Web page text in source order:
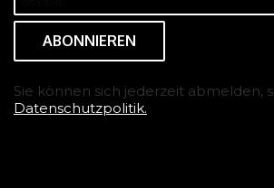
Mail
(erforderlich)
Sie können sich jederzeit abmelden,
Datenschutzpolitik.